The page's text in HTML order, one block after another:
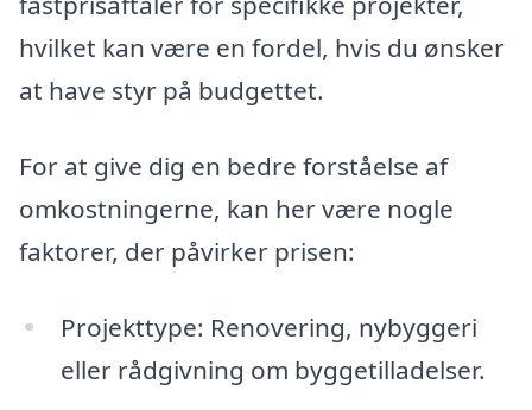
hvilket kan være en fordel, hvis du ønsker
at have styr på budgettet.
For at give dig en bedre forståelse af
omkostningerne, kan her være nogle
faktorer, der påvirker prisen:
Projekttype: Renovering, nybyggeri
eller rådgivning om byggetilladelser.